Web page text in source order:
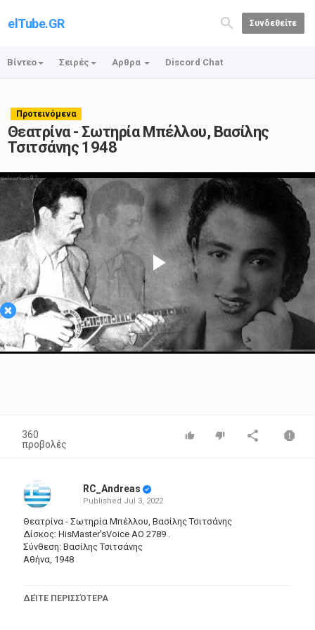
elTube.GR Συνδεθείτε
Βίντεο Σειρές Αρθρα Discord Chat
Προτεινόμενα
Θεατρίνα - Σωτηρία Μπέλλου, Βασίλης
Τσιτσάνης 1948
×
Play
Video
360
προβολές
RC_Andreas
Published Jul 3, 2022
Θεατρίνα - Σωτηρία Μπέλλου, Βασίλης Τσιτσάνης
Δίσκος: HisMaster'sVoice AO 2789 .
Σύνθεση: Βασίλης Τσιτσάνης
Αθήνα, 1948
Πολύ μου κάνεις τη μοιραία και τη γόησσα
ΔΕΊΤΕ ΠΕΡΙΣΣΌΤΕΡΑ